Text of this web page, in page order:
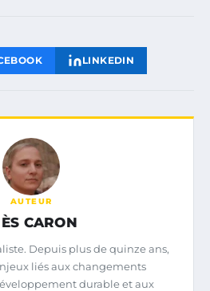
LINKEDIN
AUTEUR
CARON
Depuis plus de quinze ans,
liés aux changements
durable et aux